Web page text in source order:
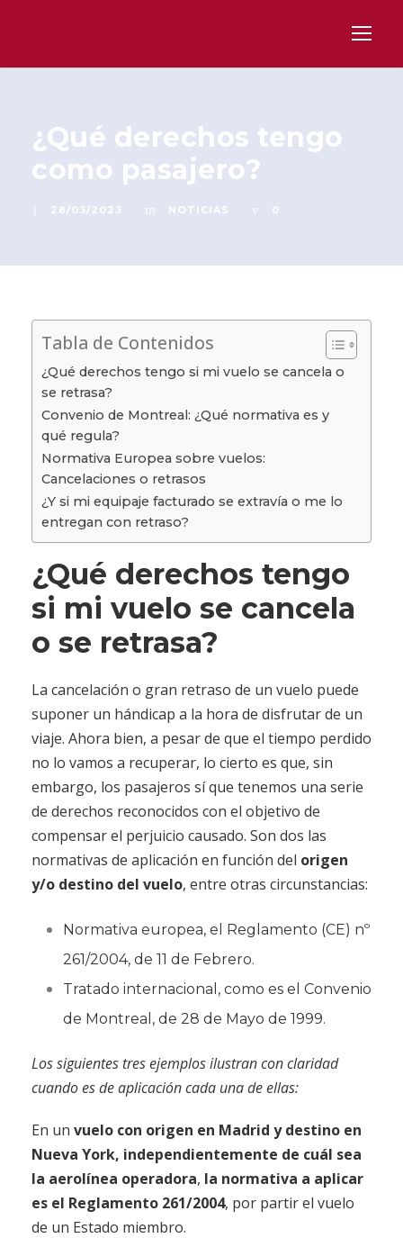
¿Qué derechos tengo
como pasajero?
28/03/2023 NOTICIAS 0
Tabla de Contenidos
¿Qué derechos tengo si mi vuelo se cancela o
se retrasa?
Convenio de Montreal: ¿Qué normativa es y
qué regula?
Normativa Europea sobre vuelos:
Cancelaciones o retrasos
¿Y si mi equipaje facturado se extravía o me lo
entregan con retraso?
¿Qué derechos tengo
si mi vuelo se cancela
o se retrasa?
La cancelación o gran retraso de un vuelo puede
suponer un hándicap a la hora de disfrutar de un
viaje. Ahora bien, a pesar de que el tiempo perdido
no lo vamos a recuperar, lo cierto es que, sin
embargo, los pasajeros sí que tenemos una serie
de derechos reconocidos con el objetivo de
compensar el perjuicio causado. Son dos las
normativas de aplicación en función del origen
y/o destino del vuelo, entre otras circunstancias:
Normativa europea, el Reglamento (CE) nº
261/2004, de 11 de Febrero.
Tratado internacional, como es el Convenio
de Montreal, de 28 de Mayo de 1999.
Los siguientes tres ejemplos ilustran con claridad
cuando es de aplicación cada una de ellas:
En un vuelo con origen en Madrid y destino en
Nueva York, independientemente de cuál sea
la aerolínea operadora, la normativa a aplicar
es el Reglamento 261/2004, por partir el vuelo
de un Estado miembro.